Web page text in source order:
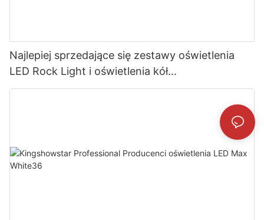
Najlepiej sprzedające się zestawy oświetlenia
LED Rock Light i oświetlenia kół
czterorzędowych Dostawca & producenci |